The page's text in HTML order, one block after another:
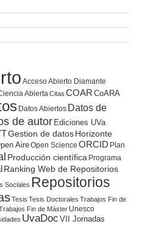
Acceso Abierto Diamante
Abierta Citas COAR CoARA
Datos Abiertos Datos de
de autor Ediciones UVa
Gestion de datosHorizonte
AireOpen Science ORCID Plan
Producción científica Programa
Ranking Web de Repositorios
Sociales Repositorios
Tesis Tesis Doctorales Trabajos Fin de
Fin de Máster Unesco
UvaDoc VII Jornadas